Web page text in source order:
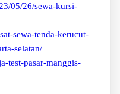
05/26/sewa-kursi-
sewa-tenda-kerucut-
selatan/
test-pasar-manggis-